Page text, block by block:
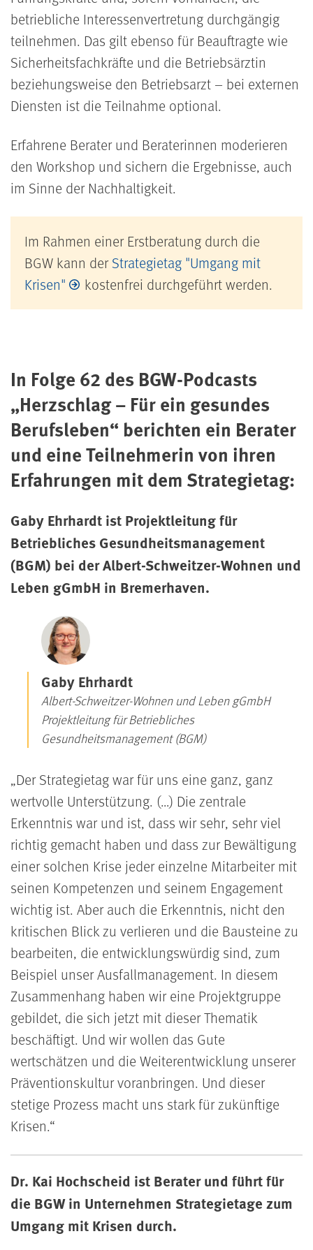
betriebliche Interessenvertretung durchgängig
teilnehmen. Das gilt ebenso für Beauftragte wie
Sicherheitsfachkräfte und die Betriebsärztin
beziehungsweise den Betriebsarzt – bei externen
Diensten ist die Teilnahme optional.
Erfahrene Berater und Beraterinnen moderieren
den Workshop und sichern die Ergebnisse, auch
im Sinne der Nachhaltigkeit.
Im Rahmen einer Erstberatung durch die
BGW kann derStrategietag "Umgang mit
Krisen"
kostenfrei durchgeführt werden.
In Folge 62 des BGW-Podcasts
„Herzschlag – Für ein gesundes
Berufsleben“ berichten ein Berater
und eine Teilnehmerin von ihren
Erfahrungen mit dem Strategietag:
Gaby Ehrhardt ist Projektleitung für
Betriebliches Gesundheitsmanagement
(BGM) bei der Albert-Schweitzer-Wohnen und
Leben gGmbH in Bremerhaven.
Gaby Ehrhardt
Albert-Schweitzer-Wohnen und Leben gGmbH
Projektleitung für Betriebliches
Gesundheitsmanagement (BGM)
Der Strategietag war für uns eine ganz, ganz
wertvolle Unterstützung. (…) Die zentrale
Erkenntnis war und ist, dass wir sehr, sehr viel
richtig gemacht haben und dass zur Bewältigung
einer solchen Krise jeder einzelne Mitarbeiter mit
seinen Kompetenzen und seinem Engagement
wichtig ist. Aber auch die Erkenntnis, nicht den
kritischen Blick zu verlieren und die Bausteine zu
bearbeiten, die entwicklungswürdig sind, zum
Beispiel unser Ausfallmanagement. In diesem
Zusammenhang haben wir eine Projektgruppe
gebildet, die sich jetzt mit dieser Thematik
beschäftigt. Und wir wollen das Gute
wertschätzen und die Weiterentwicklung unserer
Präventionskultur voranbringen. Und dieser
stetige Prozess macht uns stark für zukünftige
Krisen.
Dr. Kai Hochscheid ist Berater und führt für
die BGW in Unternehmen Strategietage zum
Umgang mit Krisen durch.